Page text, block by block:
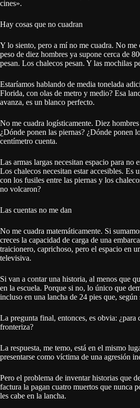
cines».
Hay cosas que no cuadran
Y lo siento, pero a mí no me cuadra. No
peso de diez hombres ya supone cerca de
pesan. Los chalecos pesan. Y las mochilas
Estaríamos hablando de media tonelada
Florida, con olas de metro y medio? Esa
avanza, es un blanco perfecto.
No me cuadra logísticamente. Diez
¿Dónde ponen las piernas? ¿Dónde ponen
centímetro cuenta.
Las armas largas necesitan espacio para no
Los chalecos necesitan estar accesibles. Es
con los fusiles entre las piernas y los
no volcaron?
Las cuentas no me dan
No me cuadra matemáticamente. Si
creces la capacidad de carga de una
traicionero, caprichoso, pero el espacio en
televisiva.
Si van a contar una historia, al menos que
en la escuela. Porque si no, lo único que
incluso en una lancha de 24 pies que,
La pregunta final, entonces, es obvia: ¿para
fronteriza?
La respuesta, me temo, está en el mismo
presentarse como víctima de una agresión
Pero el problema de inventar historias que
factura la pagan cuatro muertos que nunca
les cabe en la lancha.